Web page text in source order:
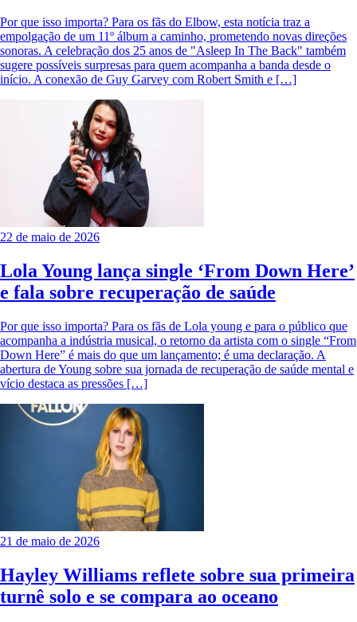
Por que isso importa? Para os fãs do Elbow, esta notícia traz a
empolgação de um 11º álbum a caminho, prometendo novas direções
sonoras. A celebração dos 25 anos de "Asleep In The Back" também
sugere possíveis surpresas para quem acompanha a banda desde o
início. A conexão de Guy Garvey com Robert Smith e […]
22 de maio de 2026
Lola Young lança single ‘From Down Here’
e fala sobre recuperação de saúde
Por que isso importa? Para os fãs de Lola young e para o público que
acompanha a indústria musical, o retorno da artista com o single “From
Down Here” é mais do que um lançamento; é uma declaração. A
abertura de Young sobre sua jornada de recuperação de saúde mental e
vício destaca as pressões […]
21 de maio de 2026
Hayley Williams reflete sobre sua primeira
turnê solo e se compara ao oceano